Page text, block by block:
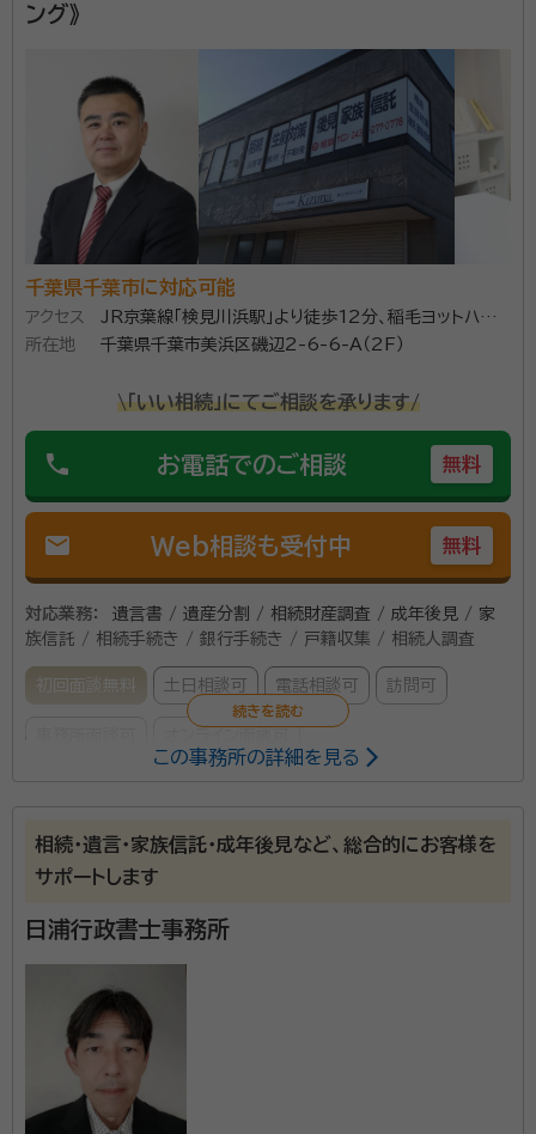
ング》
千葉県千葉市に対応可能
アクセス
JR京葉線「検見川浜駅」より徒歩12分、稲毛ヨットハー
バーに向かって、磯辺高校北の信号角です
所在地 千葉県千葉市美浜区磯辺2-6-6-A（2F）
\「いい相続」にてご相談を承ります/
phone お電話でのご相談 無料
mail Web相談も受付中 無料
対応業務：
遺言書 / 遺産分割 / 相続財産調査 / 成年後見 / 家
族信託 / 相続手続き / 銀行手続き / 戸籍収集 / 相続人調査
初回面談無料 土日相談可 電話相談可 訪問可
小嶋秀和
行政書士、ファイナンシャルプランナー、家族信託専門士、相
続診断士、宅地建物取引士、賃貸不動産経営管理士、不動産コンサルティ
経歴： 慶応義塾大学法学部法律学科卒、 住友不動産に約３０年在籍後独
立
相続・生前対策に特化した千葉市の法務事務所です。認
知症による資産凍結対策に有効な家族信託に力を入れ
ています。宅建業免許も取得しておりますので、空家で
お困りのケース等、不動産までワンストップ対応が可能
この事務所の詳細を見る
相続・遺言・家族信託・成年後見など、総合的にお客様を
サポートします
日浦行政書士事務所